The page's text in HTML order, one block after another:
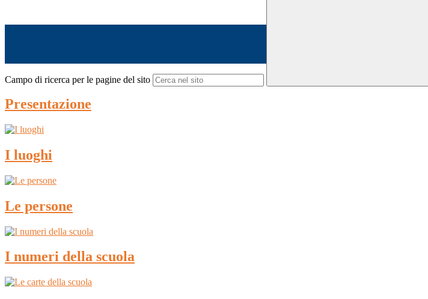
Campo di ricerca per le pagine del sito
Presentazione
I luoghi
Le persone
I numeri della scuola